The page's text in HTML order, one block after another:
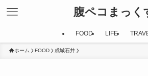
腹ペコまっく
FOOD LIFE
ホーム FOOD 成城石井